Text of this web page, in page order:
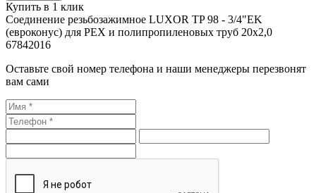
Купить в 1 клик
Соединение резьбозажимное LUXOR TP 98 - 3/4"EK
(евроконус) для PEX и полипропиленовых труб 20x2,0
67842016
Оставьте свой номер телефона и наши менеджеры перезвонят
вам сами